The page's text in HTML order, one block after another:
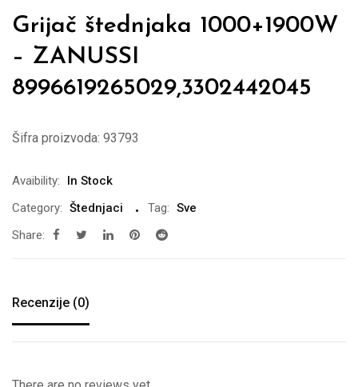
Grijač štednjaka 1000+1900W
– ZANUSSI
8996619265029,3302442045
Šifra proizvoda: 93793
Avaibility:
In Stock
Category: Štednjaci Tag: Sve
Share:
Recenzije (0)